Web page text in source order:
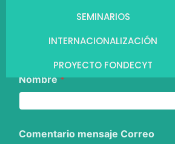
SEMINARIOS
INTERNACIONALIZACIÓN
PROYECTO FONDECYT
Nombre*
Comentario mensaje Correo